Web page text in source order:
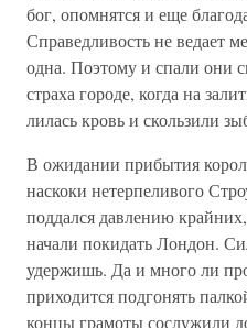
бог, опомнятся и еще
Справедливость не ведает
одна. Поэтому и спали они
страха городе, когда на
лилась кровь и скользили
В ожидании прибытия
наскоки нетерпеливого
поддался давлению
начали покидать Лондон.
удержишь. Да и много ли
приходится подгонять
концы грамоты сослужили